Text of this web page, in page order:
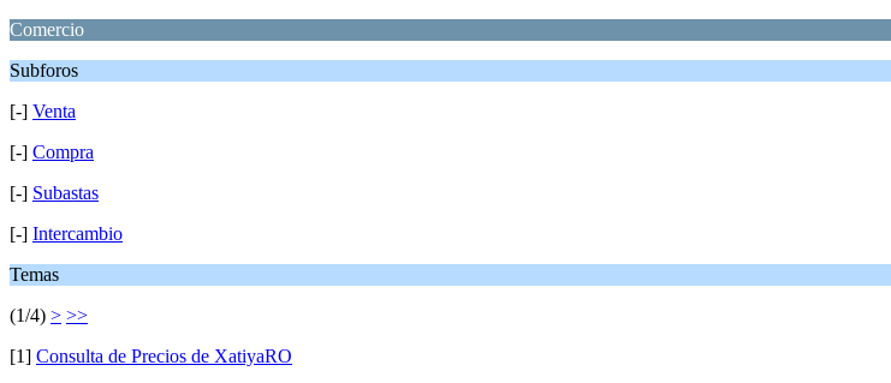
Comercio
Subforos
[-] Venta
[-] Compra
[-] Subastas
[-] Intercambio
Temas
(1/4) > >>
[1] Consulta de Precios de XatiyaRO